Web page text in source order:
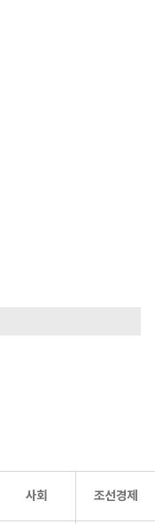
사회 조선경제